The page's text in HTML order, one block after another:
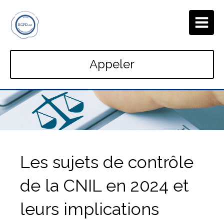
Appeler
Les sujets de contrôle
de la CNIL en 2024 et
leurs implications